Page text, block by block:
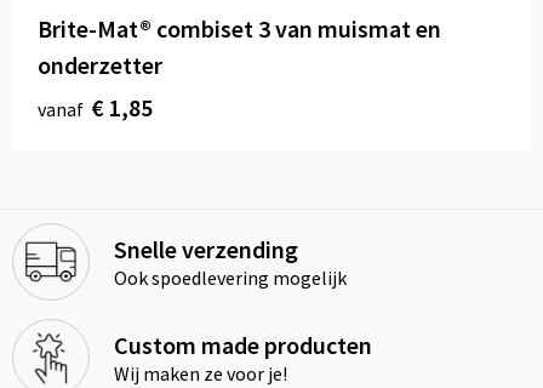
Brite-Mat® combiset 3 van muismat en
onderzetter
vanaf € 1,85
Snelle verzending
Ook spoedlevering mogelijk
Custom made producten
Wij maken ze voor je!